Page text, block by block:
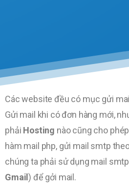
Các website đều có mục gửi
Gửi mail khi có đơn hàng mới,
phải Hosting nào cũng cho
hàm mail php, gửi mail smtp
chúng ta phải sử dụng mail
Gmail) để gởi mail.